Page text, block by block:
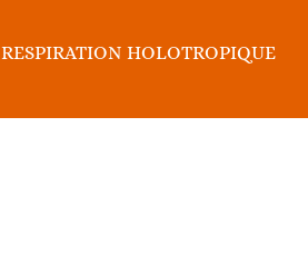
RESPIRATION HOLOTROPIQUE